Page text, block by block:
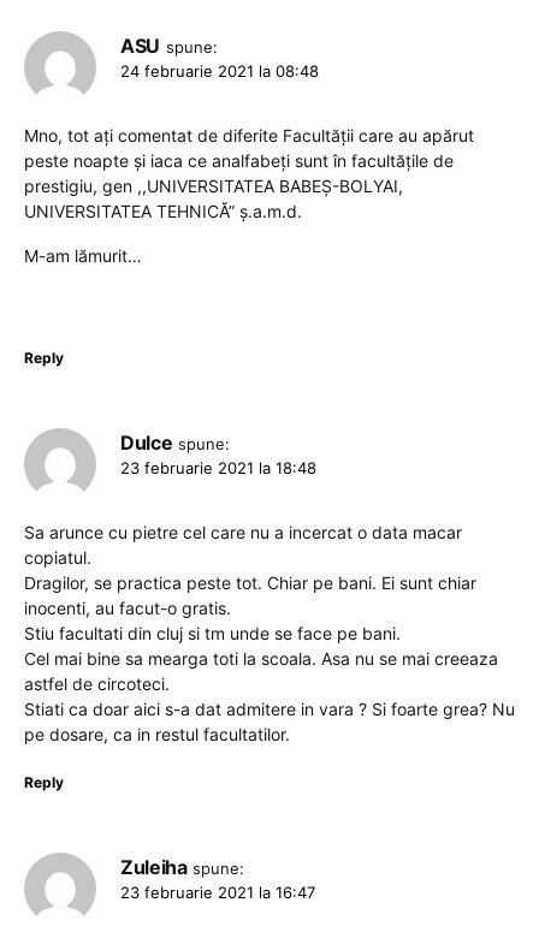
ASU spune:
24 februarie 2021 la 08:48
Mno, tot ați comentat de diferite Facultății care au apărut
peste noapte și iaca ce analfabeți sunt în facultățile de
prestigiu, gen ,,UNIVERSITATEA BABEȘ-BOLYAI,
UNIVERSITATEA TEHNICĂ” ș.a.m.d.
M-am lămurit…
Reply
Dulce spune:
23 februarie 2021 la 18:48
Sa arunce cu pietre cel care nu a incercat o data macar
copiatul.
Dragilor, se practica peste tot. Chiar pe bani. Ei sunt chiar
inocenti, au facut-o gratis.
Stiu facultati din cluj si tm unde se face pe bani.
Cel mai bine sa mearga toti la scoala. Asa nu se mai creeaza
astfel de circoteci.
Stiati ca doar aici s-a dat admitere in vara ? Si foarte grea? Nu
pe dosare, ca in restul facultatilor.
Reply
Zuleiha spune:
23 februarie 2021 la 16:47